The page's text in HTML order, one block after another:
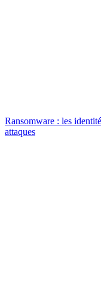
Ransomware : les
attaques